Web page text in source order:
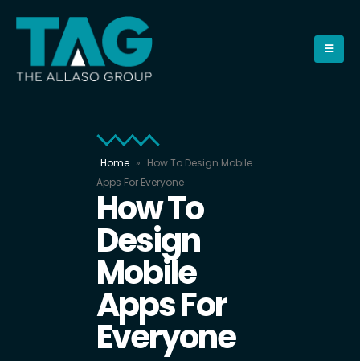
Home » How To Design Mobile
Apps For Everyone
How To
Design
Mobile
Apps For
Everyone